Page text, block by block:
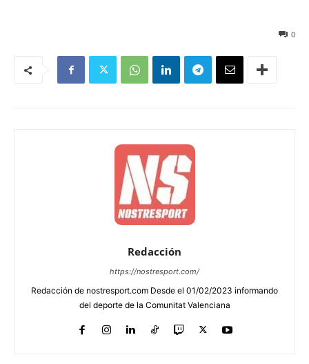
0
Redacción
https://nostresport.com/
Redacción de nostresport.com Desde el 01/02/2023 informando
del deporte de la Comunitat Valenciana